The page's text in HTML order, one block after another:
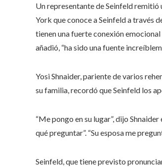
Un representante de Seinfeld remitió
York que conoce a Seinfeld a través
tienen una fuerte conexión emocional
añadió, “ha sido una fuente
Yosi Shnaider, pariente de varios
su familia, recordó que Seinfeld los
“Me pongo en su lugar”, dijo
qué preguntar”. “Su esposa me
Seinfeld, que tiene previsto